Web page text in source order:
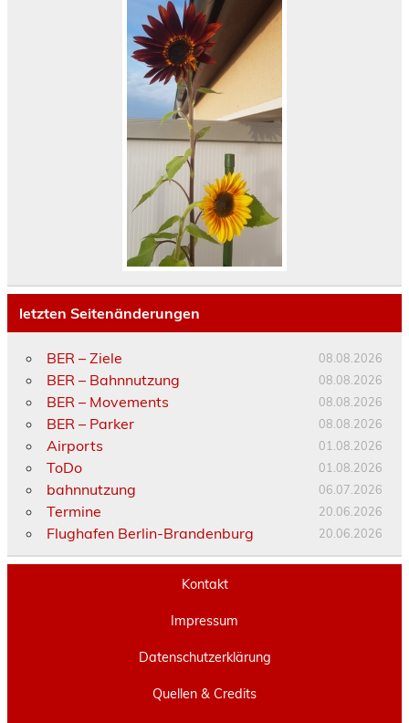
letzten Seitenänderungen
BER – Ziele 08.08.2026
BER – Bahnnutzung 08.08.2026
BER – Movements 08.08.2026
BER – Parker 08.08.2026
Airports 01.08.2026
ToDo 01.08.2026
bahnnutzung 06.07.2026
Termine 20.06.2026
Flughafen Berlin-Brandenburg 20.06.2026
Kontakt
Impressum
Datenschutzerklärung
Quellen & Credits